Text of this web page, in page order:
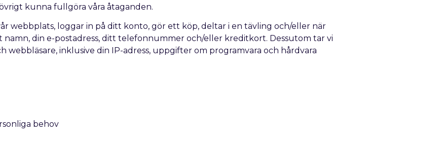
kunna fullgöra våra åtaganden.
webbplats, loggar in på ditt konto, gör ett köp, deltar i en tävling och/eller när
din e-postadress, ditt telefonnummer och/eller kreditkort. Dessutom tar vi
inklusive din IP-adress, uppgifter om programvara och hårdvara
behov